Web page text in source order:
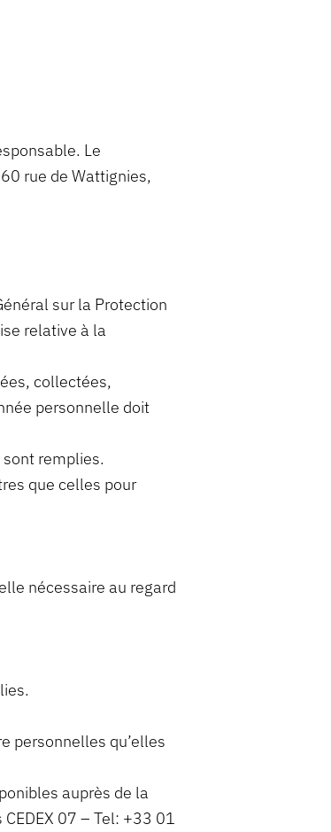
Le
rue de Wattignies,
sur la Protection
relative à la
collectées,
personnelle doit
remplies.
que celles pour
nécessaire au regard
personnelles qu’elles
auprès de la
07 – Tel: +33 01